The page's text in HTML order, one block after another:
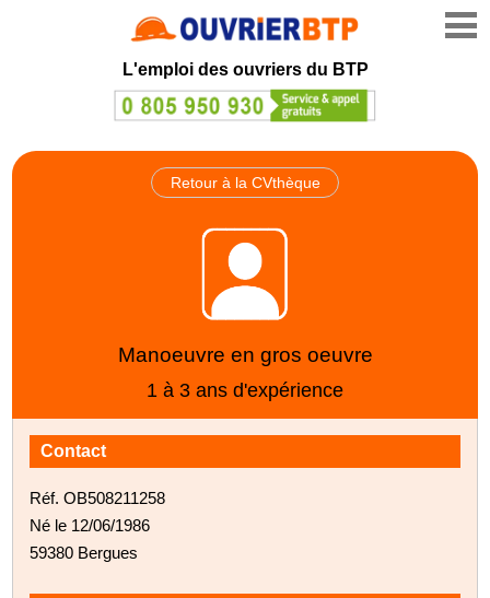
L'emploi des ouvriers du BTP
Retour à la CVthèque
Manoeuvre en gros oeuvre
1 à 3 ans d'expérience
Contact
Réf. OB508211258
Né le 12/06/1986
59380 Bergues